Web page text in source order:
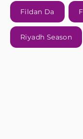
Fildan Da
Riyadh Season